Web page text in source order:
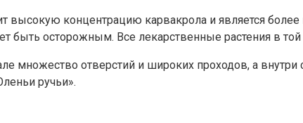
концентрацию карвакрола и является
быть осторожным. Все лекарственные растения в
множество отверстий и широких проходов, а
ручьи».